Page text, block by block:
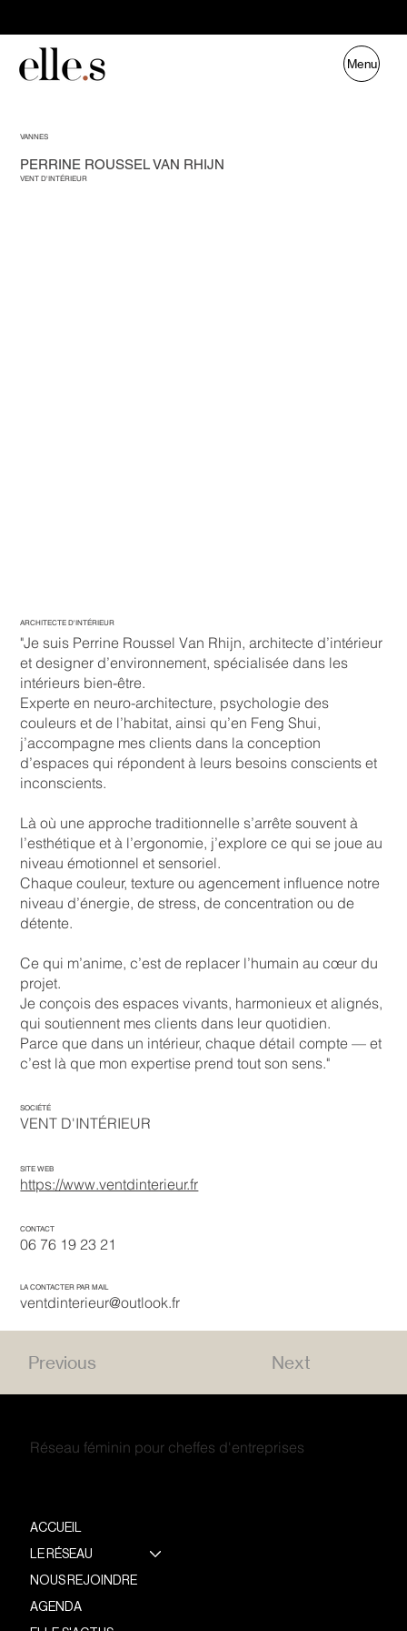
Menu
VANNES
PERRINE ROUSSEL VAN RHIJN
VENT D'INTÉRIEUR
ventdinterieur@outlook.fr
LA CONTACTER PAR MAIL
06 76 19 23 21
CONTACT
https://www.ventdinterieur.fr
SITE WEB
VENT D'INTÉRIEUR
SOCIÉTÉ
"Je suis Perrine Roussel Van Rhijn, architecte d’intérieur
et designer d’environnement, spécialisée dans les
intérieurs bien-être.
Experte en neuro-architecture, psychologie des
couleurs et de l’habitat, ainsi qu’en Feng Shui,
j’accompagne mes clients dans la conception
d’espaces qui répondent à leurs besoins conscients et
inconscients.
Là où une approche traditionnelle s’arrête souvent à
l’esthétique et à l’ergonomie, j’explore ce qui se joue au
niveau émotionnel et sensoriel.
Chaque couleur, texture ou agencement influence notre
niveau d’énergie, de stress, de concentration ou de
détente.
Ce qui m’anime, c’est de replacer l’humain au cœur du
projet.
Je conçois des espaces vivants, harmonieux et alignés,
qui soutiennent mes clients dans leur quotidien.
Parce que dans un intérieur, chaque détail compte — et
c’est là que mon expertise prend tout son sens."
ARCHITECTE D'INTÉRIEUR
Next
Previous
Réseau féminin pour cheffes d'entreprises
ACCUEIL
LE RÉSEAU
NOUS REJOINDRE
AGENDA